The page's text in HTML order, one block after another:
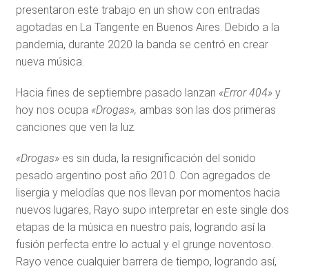
presentaron este trabajo en un show con entradas
agotadas en La Tangente en Buenos Aires. Debido a la
pandemia, durante 2020 la banda se centró en crear
nueva música.
Hacia fines de septiembre pasado lanzan «Error 404»y
hoy nos ocupa «Drogas», ambas son las dos primeras
canciones que ven la luz.
«Drogas»es sin duda, la resignificación del sonido
pesado argentino post año 2010. Con agregados de
lisergia y melodías que nos llevan por momentos hacia
nuevos lugares, Rayo supo interpretar en este single dos
etapas de la música en nuestro país, logrando así la
fusión perfecta entre lo actual y el grunge noventoso.
Rayo vence cualquier barrera de tiempo, logrando así,